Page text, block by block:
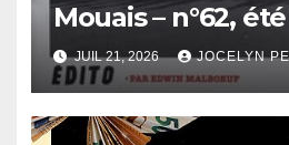
Mouais – n°62,
JUIL 21, 2026 JOCELYN